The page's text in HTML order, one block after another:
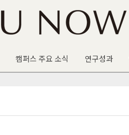
캠퍼스 주요 소식 연구성과